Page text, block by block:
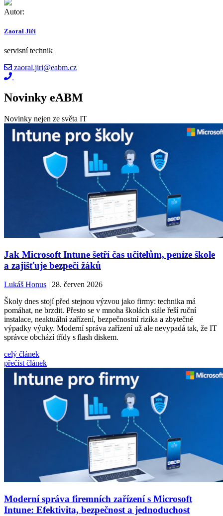
Autor:
Zaoral Jiří
servisní technik
zaoral.jiri@eabm.cz
Novinky eABM
Novinky nejen ze světa IT
Jak Microsoft Intune šetří čas učitelům, peníze škole
a zajišťuje bezpečí žáků
Lukáš Honus | 28. červen 2026
Školy dnes stojí před stejnou výzvou jako firmy: technika má
pomáhat, ne brzdit. Přesto se v mnoha školách stále řeší ruční
instalace, neaktuální zařízení, bezpečnostní rizika a zbytečné
výpadky výuky. Moderní správa zařízení už ale nevypadá tak, že IT
správce obchází třídy s flash diskem.
celý článek
přečíst článek
Moderní správa firemních zařízení s Microsoft
Intune: Efektivita, bezpečnost a jednoduchost